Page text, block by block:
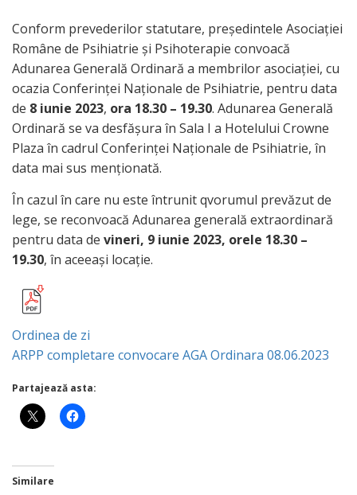
Conform prevederilor statutare, președintele Asociației
Române de Psihiatrie și Psihoterapie convoacă
Adunarea Generală Ordinară a membrilor asociației, cu
ocazia Conferinței Naționale de Psihiatrie, pentru data
de 8 iunie 2023, ora 18.30 – 19.30. Adunarea Generală
Ordinară se va desfășura în Sala I a Hotelului Crowne
Plaza în cadrul Conferinței Naționale de Psihiatrie, în
data mai sus menționată.
În cazul în care nu este întrunit qvorumul prevăzut de
lege, se reconvoacă Adunarea generală extraordinară
pentru data de vineri, 9 iunie 2023, orele 18.30 –
19.30, în aceeași locație.
Ordinea de zi
ARPP completare convocare AGA Ordinara 08.06.2023
Partajează asta:
Similare